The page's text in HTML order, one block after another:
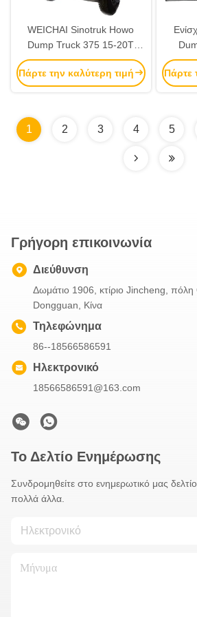
WEICHAI Sinotruk Howo
Dump Truck 375 15-20T
Δεξιοκίνητο με χειροκίνητο
παράθυρο
Πάρτε την καλύτερη τιμή Πάρτε
1 2 3 4 5
Γρήγορη επικοινωνία
Διεύθυνση
Δωμάτιο 1906, κτίριο Jincheng,
Dongguan, Κίνα
Τηλεφώνημα
86--18566586591
Ηλεκτρονικό
18566586591@163.com
Το Δελτίο Ενημέρωσης
Συνδρομηθείτε στο ενημερωτικό μας
πολλά άλλα.